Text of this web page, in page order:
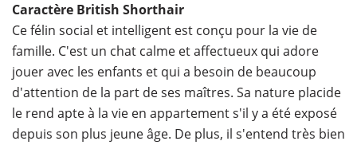
Caractère British Shorthair
Ce félin social et intelligent est conçu pour la vie de
famille. C'est un chat calme et affectueux qui adore
jouer avec les enfants et qui a besoin de beaucoup
d'attention de la part de ses maîtres. Sa nature placide
le rend apte à la vie en appartement s'il y a été exposé
depuis son plus jeune âge. De plus, il s'entend très bien